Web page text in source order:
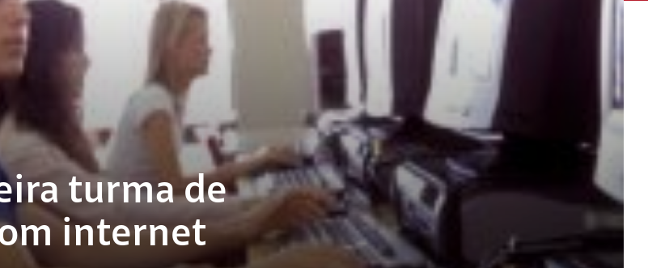
turma de
internet